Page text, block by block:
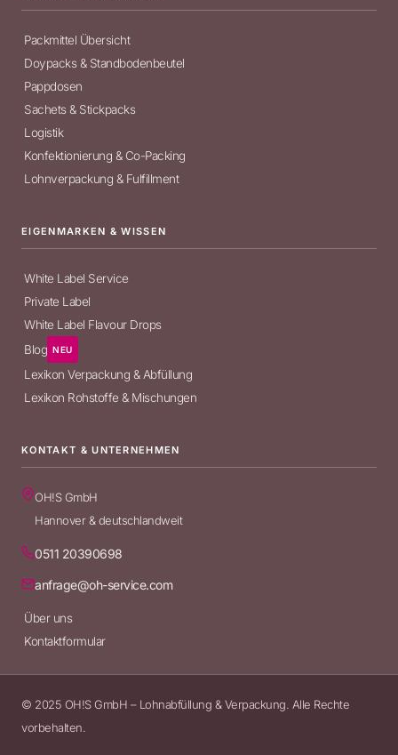
Packmittel Übersicht
Doypacks & Standbodenbeutel
Pappdosen
Sachets & Stickpacks
Logistik
Konfektionierung & Co-Packing
Lohnverpackung & Fulfillment
EIGENMARKEN & WISSEN
White Label Service
Private Label
White Label Flavour Drops
Blog NEU
Lexikon Verpackung & Abfüllung
Lexikon Rohstoffe & Mischungen
KONTAKT & UNTERNEHMEN
OH!S GmbH
Hannover & deutschlandweit
0511 20390698
anfrage@oh-service.com
Über uns
Kontaktformular
© 2025 OH!S GmbH – Lohnabfüllung & Verpackung. Alle Rechte
vorbehalten.